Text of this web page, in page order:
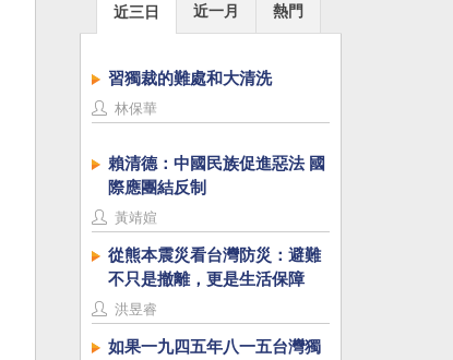
近三日 近一月 熱門
習獨裁的難處和大清洗
林保華
賴清德：中國民族促進惡法 國
際應團結反制
黃靖媗
從熊本震災看台灣防災：避難
不只是撤離，更是生活保障
洪昱睿
如果一九四五年八一五台灣獨